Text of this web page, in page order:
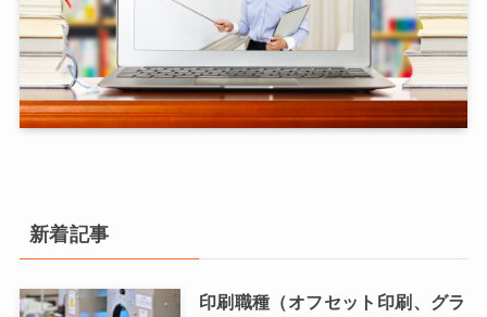
新着記事
印刷職種（オフセット印刷、グラ